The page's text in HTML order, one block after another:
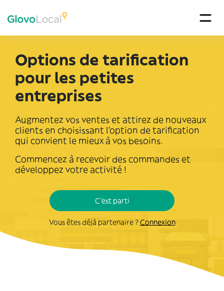
Options de tarification
pour les petites
entreprises
Augmentez vos ventes et attirez de nouveaux
clients en choisissant l'option de tarification
qui convient le mieux à vos besoins.
Commencez à recevoir des commandes et
développez votre activité !
C'est parti
Vous êtes déjà partenaire ?Connexion